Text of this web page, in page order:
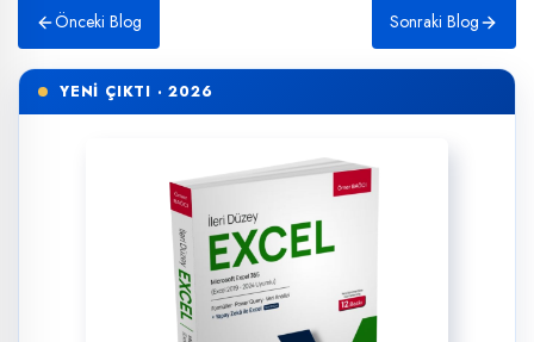
Önceki Blog Sonraki Blog
YENİ ÇIKTI · 2026